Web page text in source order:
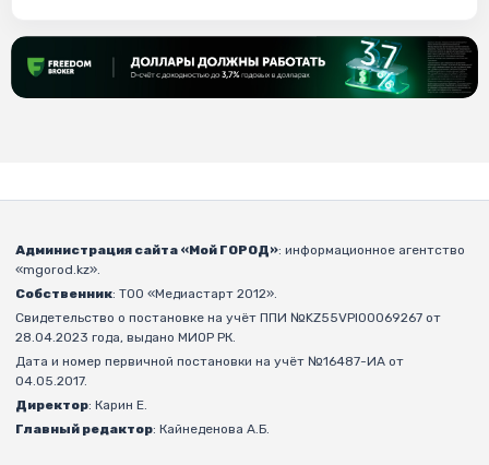
Администрация сайта «Мой ГОРОД»: информационное агентство
«mgorod.kz».
Собственник: ТОО «Медиастарт 2012».
Свидетельство о постановке на учёт ППИ №KZ55VPI00069267 от
28.04.2023 года, выдано МИОР РК.
Дата и номер первичной постановки на учёт №16487-ИА от
04.05.2017.
Директор: Карин Е.
Главный редактор: Кайнеденова А.Б.